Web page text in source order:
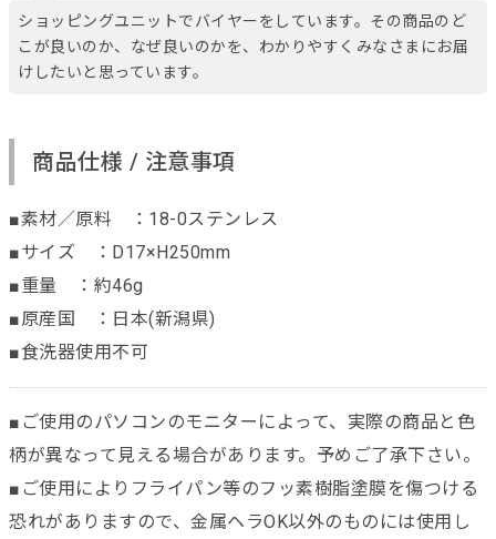
ショッピングユニットでバイヤーをしています。その商品のど
こが良いのか、なぜ良いのかを、わかりやすくみなさまにお届
けしたいと思っています。
商品仕様 / 注意事項
■素材／原料 ：18-0ステンレス
■サイズ ：D17×H250mm
■重量 ：約46g
■原産国 ：日本(新潟県)
■食洗器使用不可
■ご使用のパソコンのモニターによって、実際の商品と色
柄が異なって見える場合があります。予めご了承下さい。
■ご使用によりフライパン等のフッ素樹脂塗膜を傷つける
恐れがありますので、金属ヘラOK以外のものには使用し